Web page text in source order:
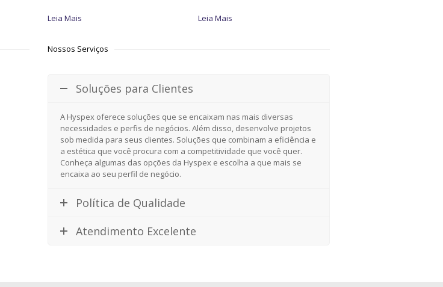
Leia Mais Leia Mais
Nossos Serviços
Soluções para Clientes
A Hyspex oferece soluções que se encaixam nas mais diversas
necessidades e perfis de negócios. Além disso, desenvolve projetos
sob medida para seus clientes. Soluções que combinam a eficiência e
a estética que você procura com a competitividade que você quer.
Conheça algumas das opções da Hyspex e escolha a que mais se
encaixa ao seu perfil de negócio.
Política de Qualidade
Atendimento Excelente